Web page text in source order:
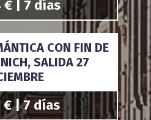
€ | 7 días
CON FIN DE
SALIDA 27
€ | 7 días